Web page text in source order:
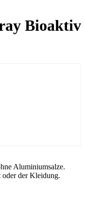
Bioaktiv
Aluminiumsalze.
oder der Kleidung.